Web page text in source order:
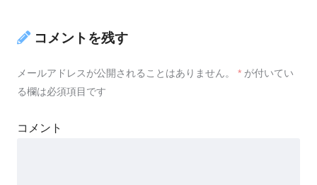
コメントを残す
メールアドレスが公開されることはありません。 * が付いてい
る欄は必須項目です
コメント